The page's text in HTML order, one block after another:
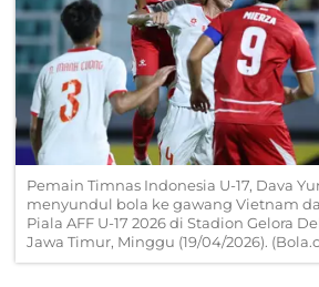
Pemain Timnas Indonesia U-17, Dava
menyundul bola ke gawang Vietnam
Piala AFF U-17 2026 di Stadion Gelora
Jawa Timur, Minggu (19/04/2026).